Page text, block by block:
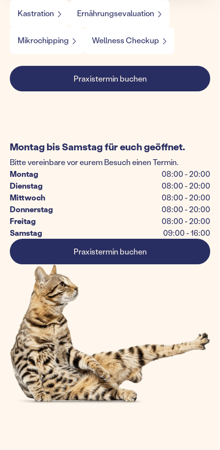
Kastration Ernährungsevaluation
Mikrochipping Wellness Checkup
Praxistermin buchen
Montag bis Samstag für euch geöffnet.
Bitte vereinbare vor eurem Besuch einen Termin.
Montag
08:00 - 20:00
Dienstag
08:00 - 20:00
Mittwoch
08:00 - 20:00
Donnerstag
08:00 - 20:00
Freitag
08:00 - 20:00
Samstag
09:00 - 16:00
Praxistermin buchen